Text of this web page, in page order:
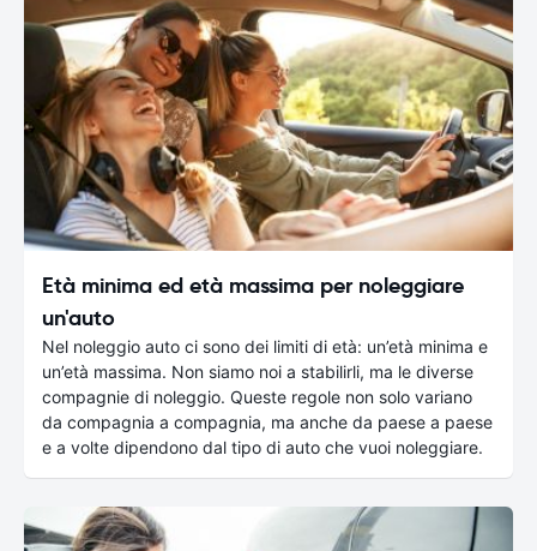
Età minima ed età massima per noleggiare
un'auto
Nel noleggio auto ci sono dei limiti di età: un’età minima e
un’età massima. Non siamo noi a stabilirli, ma le diverse
compagnie di noleggio. Queste regole non solo variano
da compagnia a compagnia, ma anche da paese a paese
e a volte dipendono dal tipo di auto che vuoi noleggiare.